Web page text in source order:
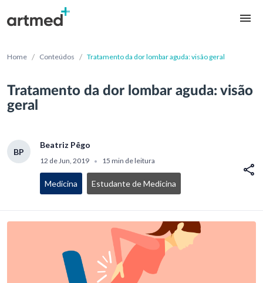
Home / Conteúdos / Tratamento da dor lombar aguda: visão geral
Tratamento da dor lombar aguda: visão
geral
BP
Beatriz Pêgo
12 de Jun, 2019 • 15 min de leitura
Medicina Estudante de Medicina